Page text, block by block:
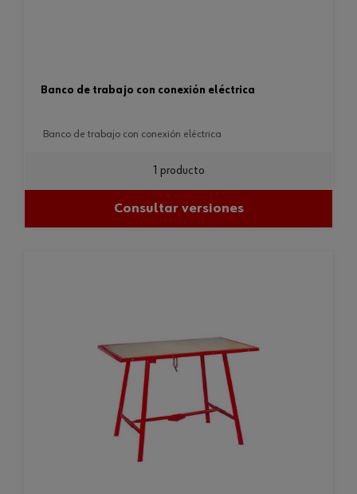
banco de trabajo con conexión eléctrica
banco de trabajo con conexión eléctrica
1 producto
Consultar versiones